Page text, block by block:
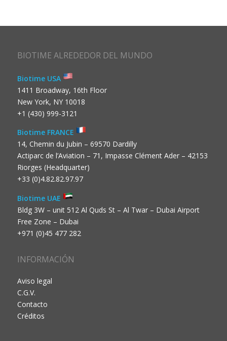
BIOTIME ALREDEDOR DEL MUNDO
Biotime USA
1411 Broadway, 16th Floor
New York, NY 10018
+1 (430) 999-3121
Biotime FRANCE
14, Chemin du Jubin – 69570 Dardilly
Actiparc de l’Aviation – 71, Impasse Clément Ader – 42153
Riorges (Headquarter)
+33 (0)4.82.82.97.97
Biotime UAE
Bldg 3W – unit 512 Al Quds St – Al Twar – Dubai Airport
Free Zone – Dubai
+971 (0)45 477 282
INFORMACIÓN
Aviso legal
C.G.V.
Contacto
Créditos